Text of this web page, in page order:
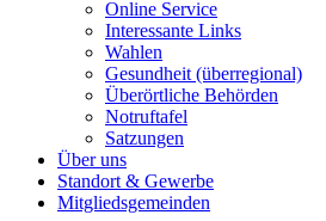
Online Service
Interessante Links
Wahlen
Gesundheit (überregional)
Überörtliche Behörden
Notruftafel
Satzungen
Über uns
Standort & Gewerbe
Mitgliedsgemeinden